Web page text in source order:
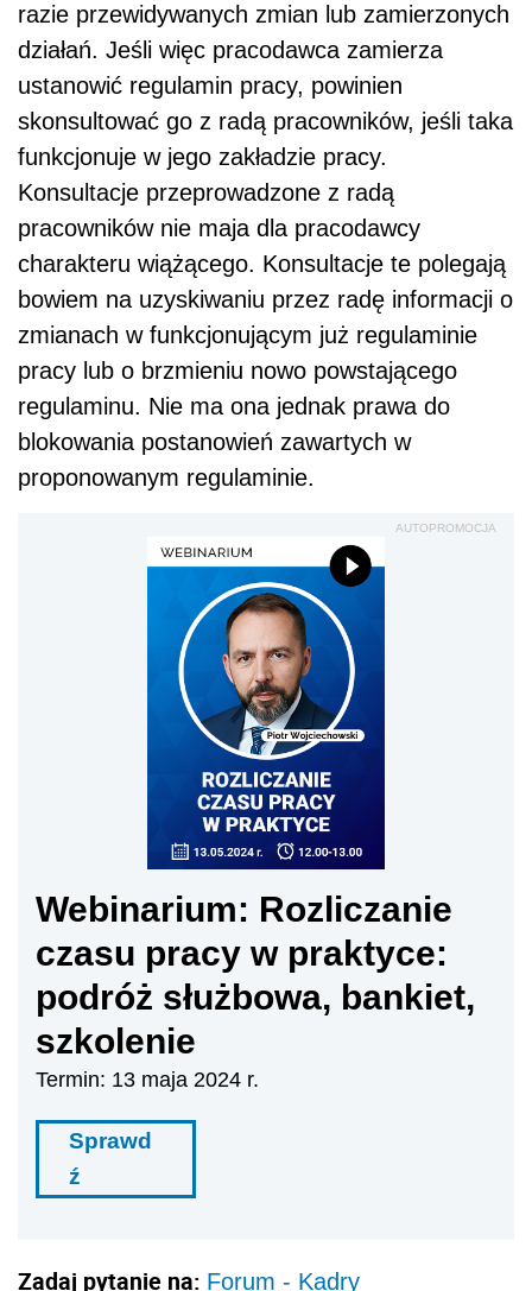
razie przewidywanych zmian lub zamierzonych
działań. Jeśli więc pracodawca zamierza
ustanowić regulamin pracy, powinien
skonsultować go z radą pracowników, jeśli taka
funkcjonuje w jego zakładzie pracy.
Konsultacje przeprowadzone z radą
pracowników nie maja dla pracodawcy
charakteru wiążącego. Konsultacje te polegają
bowiem na uzyskiwaniu przez radę informacji o
zmianach w funkcjonującym już regulaminie
pracy lub o brzmieniu nowo powstającego
regulaminu. Nie ma ona jednak prawa do
blokowania postanowień zawartych w
proponowanym regulaminie.
AUTOPROMOCJA
Webinarium: Rozliczanie
czasu pracy w praktyce:
podróż służbowa, bankiet,
szkolenie
Termin: 13 maja 2024 r.
Sprawd
ź
Zadaj pytanie na: Forum - Kadry